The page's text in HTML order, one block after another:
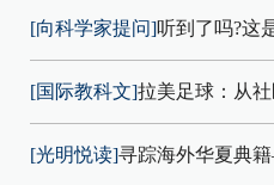
[向科学家提问]听到了吗?这
[国际教科文]拉美足球：从
[光明悦读]寻踪海外华夏典